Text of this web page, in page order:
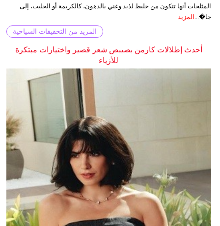
المثلجات أنها تتكون من خليط لذيذ وغني بالدهون، كالكريمة أو الحليب، إلى
جا�... المزيد
المزيد من التحقيقات السياحية
أحدث إطلالات كارمن بصيبص شعر قصير واختيارات مبتكرة
للأزياء